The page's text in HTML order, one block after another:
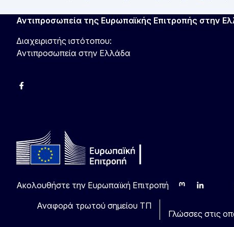
Αντιπροσωπεία της Ευρωπαϊκής Επιτροπής στην
Διαχειριστής ιστότοπου:
Αντιπροσωπεία στην Ελλάδα
Facebook
Ακολουθήστε την Ευρωπαϊκή Επιτροπή
MastodonLinkedIn
Αναφορά τρωτού σημείου ΤΠ
Γλώσσες στις